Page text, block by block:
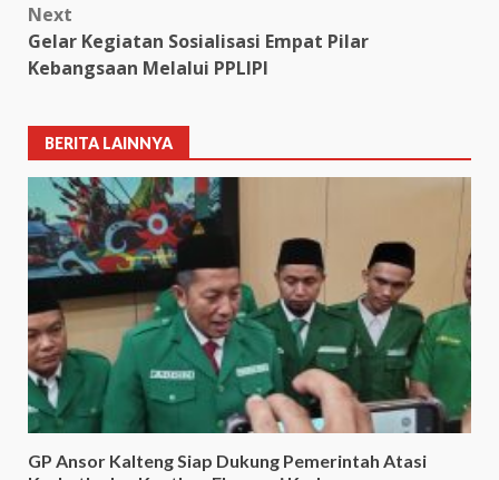
Next
Gelar Kegiatan Sosialisasi Empat Pilar
Kebangsaan Melalui PPLIPI
BERITA LAINNYA
GP Ansor Kalteng Siap Dukung Pemerintah Atasi